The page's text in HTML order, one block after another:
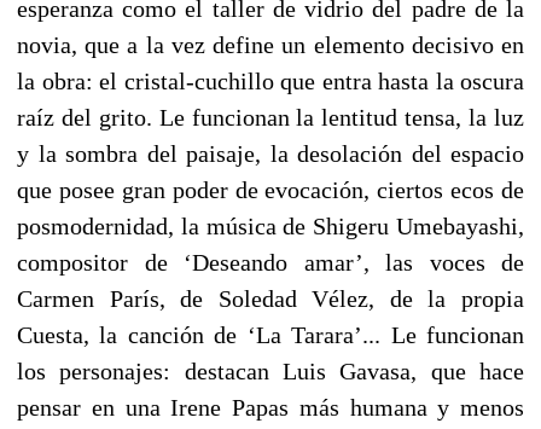
esperanza como el taller de vidrio del padre de la
novia, que a la vez define un elemento decisivo en
la obra: el cristal-cuchillo que entra hasta la oscura
raíz del grito. Le funcionan la lentitud tensa, la luz
y la sombra del paisaje, la desolación del espacio
que posee gran poder de evocación, ciertos ecos de
posmodernidad, la música de Shigeru Umebayashi,
compositor de ‘Deseando amar’, las voces de
Carmen París, de Soledad Vélez, de la propia
Cuesta, la canción de ‘La Tarara’... Le funcionan
los personajes: destacan Luis Gavasa, que hace
pensar en una Irene Papas más humana y menos